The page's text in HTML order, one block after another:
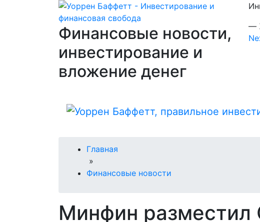
Финансовые новости,
инвестирование и
вложение денег
—
Главная
»
Финансовые новости
Минфин